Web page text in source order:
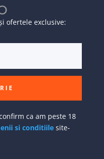
ofertele exclusive:
ca am peste 18
si conditiilesite-